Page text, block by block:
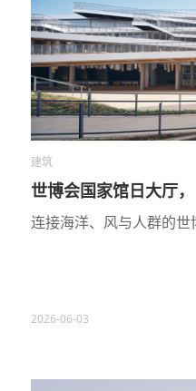
建筑
世博会国家馆日大厅
连接海洋、风与人群的世
2026-06-03